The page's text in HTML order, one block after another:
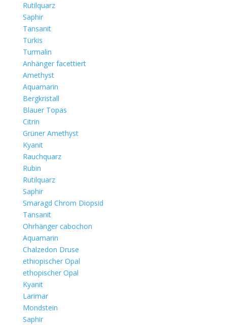
Rutilquarz
Saphir
Tansanit
Türkis
Turmalin
Anhänger facettiert
Amethyst
Aquamarin
Bergkristall
Blauer Topas
Citrin
Grüner Amethyst
Kyanit
Rauchquarz
Rubin
Rutilquarz
Saphir
Smaragd Chrom Diopsid
Tansanit
Ohrhänger cabochon
Aquamarin
Chalzedon Druse
ethiopischer Opal
ethopischer Opal
Kyanit
Larimar
Mondstein
Saphir